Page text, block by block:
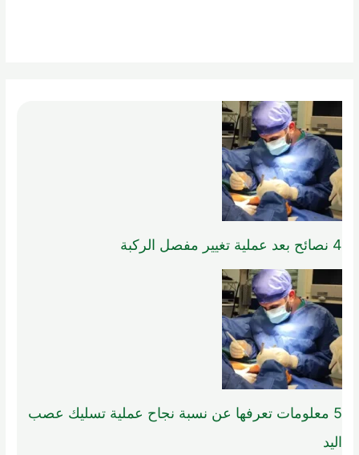
4 نصائح بعد عملية تغيير مفصل الركبة
5 معلومات تعرفها عن نسبة نجاح عملية تسليك عصب
اليد